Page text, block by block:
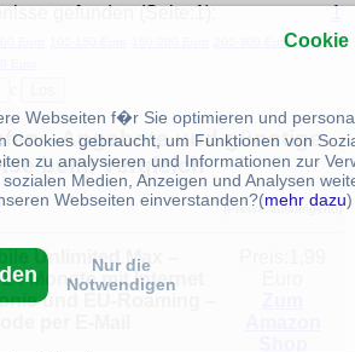
gefunden (Seite:1):
200-300 Euro 300-
--Angebote und günstige
beim Vergleich
(Preise aufsteigend)
Unlimited Max –
Monate mit Internet
und EU-Roaming –
Cookie
Webseiten f�r Sie optimieren und
Cookies gebraucht, um Funktionen von
zu analysieren und Informationen zur
Medien, Anzeigen und Analysen
Webseiten einverstanden?(mehr dazu)
Nur die
Notwendigen